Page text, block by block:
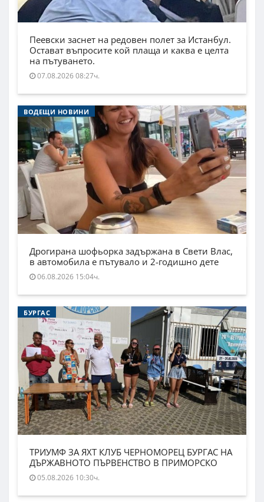
Пеевски заснет на редовен полет за Истанбул.
Остават въпросите кой плаща и каква е целта
на пътуването.
07.08.2026 08:27ч.
ВОДЕЩИ НОВИНИ
Дрогирана шофьорка задържана в Свети Влас,
в автомобила е пътувало и 2-годишно дете
06.08.2026 15:04ч.
БУРГАС
ТРИУМФ ЗА ЯХТ КЛУБ ЧЕРНОМОРЕЦ БУРГАС НА
ДЪРЖАВНОТО ПЪРВЕНСТВО В ПРИМОРСКО
05.08.2026 10:30ч.